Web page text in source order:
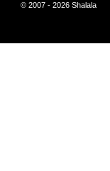
© 2007 - 2026 Shalala